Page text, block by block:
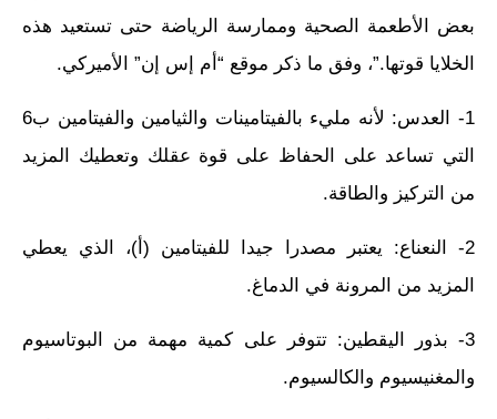
بعض الأطعمة الصحية وممارسة الرياضة حتى تستعيد هذه
الخلايا قوتها.”، وفق ما ذكر موقع “أم إس إن” الأميركي.
1- العدس: لأنه مليء بالفيتامينات والثيامين والفيتامين ب6
التي تساعد على الحفاظ على قوة عقلك وتعطيك المزيد
من التركيز والطاقة.
2- النعناع: يعتبر مصدرا جيدا للفيتامين (أ)، الذي يعطي
المزيد من المرونة في الدماغ.
3- بذور اليقطين: تتوفر على كمية مهمة من البوتاسيوم
والمغنيسيوم والكالسيوم.